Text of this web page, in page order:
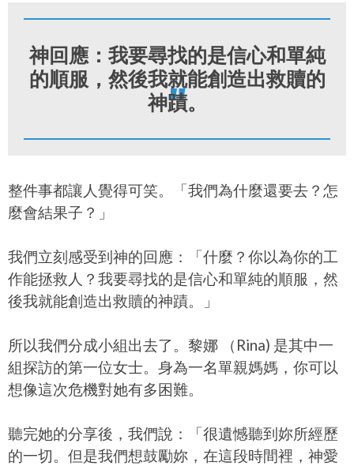
"
神回應：我要尋找的是信心和單純
的順服，然後我就能創造出救贖的
神蹟。
整件事都讓人覺得可笑。「我們為什麼還要去？怎
麼會結果子？」
我們立刻感受到神的回應：「什麼？你以為你的工
作能拯救人？我要尋找的是信心和單純的順服，然
後我就能創造出救贖的神蹟。」
所以我們分成小組出去了。黎娜 （Rina) 是其中一
組探訪的第一位女士。身為一名單親媽媽，你可以
想像這次危機對她有多困難。
聽完她的分享後，我們說：「很遺憾聽到妳所經歷
的一切。但是我們想鼓勵妳，在這段時間裡，神愛